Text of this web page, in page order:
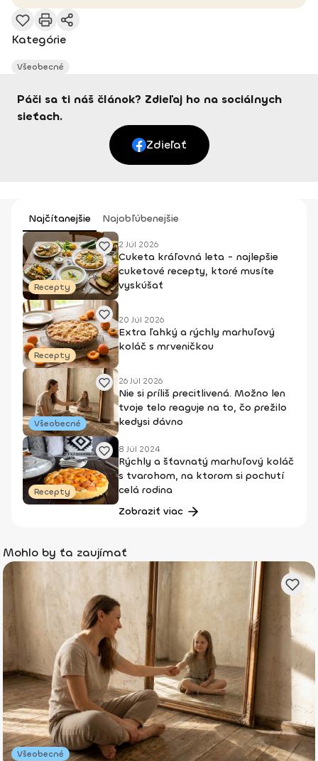
Kategórie
Všeobecné
Páči sa ti náš článok? Zdieľaj ho na sociálnych
sieťach.
Zdieľať
Najčítanejšie Najobľúbenejšie
Recepty
2 Júl 2026
Cuketa kráľovná leta - najlepšie
cuketové recepty, ktoré musíte
vyskúšať
Recepty
20 Júl 2026
Extra ľahký a rýchly marhuľový
koláč s mrveničkou
Všeobecné
26 Júl 2026
Nie si príliš precitlivená. Možno len
tvoje telo reaguje na to, čo prežilo
kedysi dávno
Recepty
8 Júl 2024
Rýchly a šťavnatý marhuľový koláč
s tvarohom, na ktorom si pochutí
celá rodina
Zobraziť viac
Mohlo by ťa zaujímať
Všeobecné